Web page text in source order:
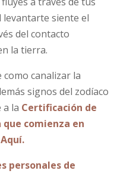
siente el
del contacto
la tierra.
como canalizar la
signos del zodíaco
a la Certificación de
comienza en
personales de